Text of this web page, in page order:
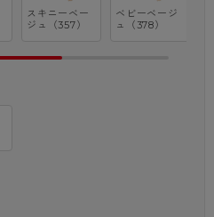
スキニーベー
ジュ（357）
ベビーベージ
ュ（378）